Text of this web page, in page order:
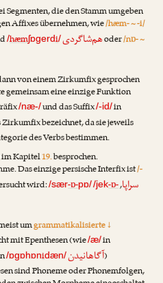
Segmenten, die den Stamm umgeben
Affixes übernehmen, wie/hæm- ~ -i/
/hæmʃɒgerdi/هم‌شاگردیoder/nɒ- ~
von einem Zirkumfix gesprochen
gemeinsam eine einzige Funktion
/næ-/und das Suffix/-id/in
bezeichnet, da sie jeweils
des Verbs bestimmen.
im Kapitel19.besprochen.
Das einzige persische Interfix ist/-
wird:/sær-ɒ-pɒ/ سراپا,
/jek-ɒ-
umgrammatikalisierte ↓
mit Epenthesen (wie/æ/in
/ɒgɒhɒnidæn/آگاهانیدن)
sind Phoneme oder Phonemfolgen,